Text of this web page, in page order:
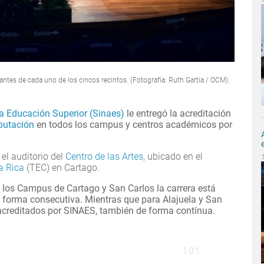
de cada uno de los cincos recintos. (Fotografía: Ruth Gartia / OCM).
Superior (Sinaes) le entregó la acreditación
en todos los campus y centros académicos por
auditorio del Centro de las Artes, ubicado en el
Rica (TEC) en Cartago.
Campus de Cartago y San Carlos la carrera está
consecutiva. Mientras que para Alajuela y San
por SINAES, también de forma contínua.